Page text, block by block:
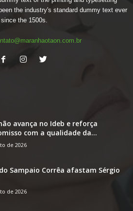
the industry's standard dummy text ever
since the 1500s.
avança no Ideb e reforça
com a qualidade da...
de 2026
Sampaio Corrêa afastam Sérgio
de 2026